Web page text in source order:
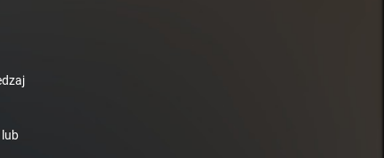
lub